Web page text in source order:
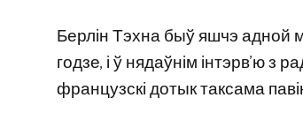
Берлін Тэхна быў яшчэ
годзе, і ў нядаўнім інтэрв’ю з
французскі дотык таксама